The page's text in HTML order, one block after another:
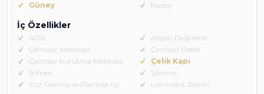
Güney
Kuzey
İç Özellikler
ADSL
Ahşap Doğrama
Çamaşır Makinası
Çamaşır Odası
Çamaşır Kurutma Makinası
Çelik Kapı
Şofben
Şömine
Yüz Tanıma ve Parmak İzi
Laminant Zemin